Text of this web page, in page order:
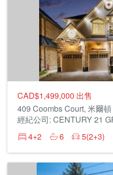
CAD$1,499,000 出售
409 Coombs Court, 米爾頓
經紀公司: CENTURY 21
4+2
6 5(2+3)